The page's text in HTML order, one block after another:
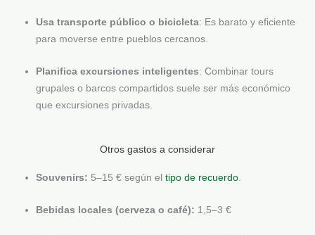
Usa transporte público o bicicleta: Es barato y eficiente
para moverse entre pueblos cercanos.
Planifica excursiones inteligentes: Combinar tours
grupales o barcos compartidos suele ser más económico
que excursiones privadas.
Otros gastos a considerar
Souvenirs: 5–15 € según eltipo de recuerdo
Bebidas locales (cerveza o café): 1,5–3 €